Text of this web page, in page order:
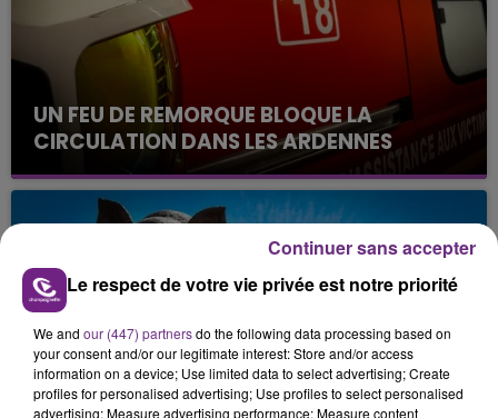
UN FEU DE REMORQUE BLOQUE LA
CIRCULATION DANS LES ARDENNES
Un feu de remorque s'est déclaré ce mercredi en
fin de matinée sur l'A34.
VENEZ FÊTER CE WEEK-END
Le respect de votre vie privée est notre priorité
We and our (447) partnersdo the following data processing based on
your consent and/or our legitimate interest: Store and/or access
information on a device; Use limited data to select advertising; Create
profiles for personalised advertising; Use profiles to select personalised
advertising; Measure advertising performance; Measure content
Continuer sans accepter